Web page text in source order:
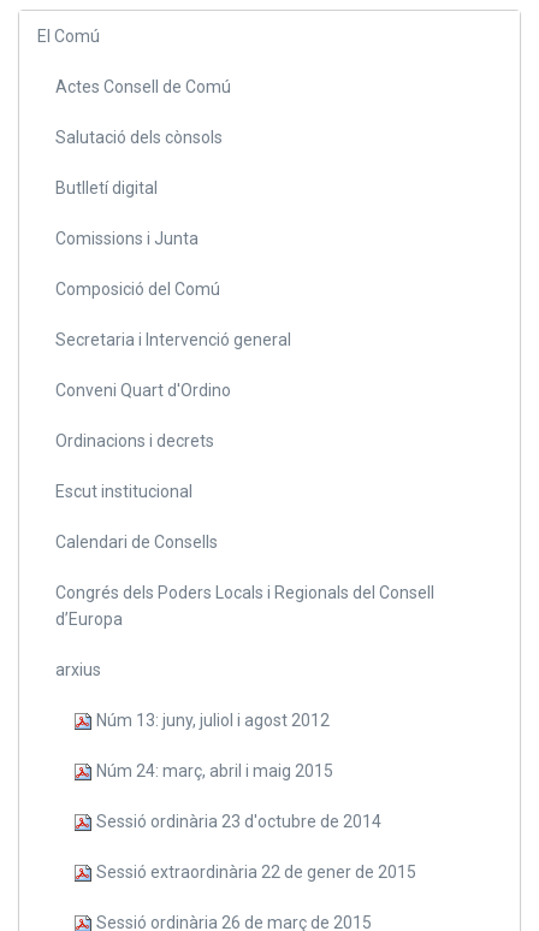
El Comú
Actes Consell de Comú
Salutació dels cònsols
Butlletí digital
Comissions i Junta
Composició del Comú
Secretaria i Intervenció general
Conveni Quart d'Ordino
Ordinacions i decrets
Escut institucional
Calendari de Consells
Congrés dels Poders Locals i Regionals del Consell
d’Europa
arxius
Núm 13: juny, juliol i agost 2012
Núm 24: març, abril i maig 2015
Sessió ordinària 23 d'octubre de 2014
Sessió extraordinària 22 de gener de 2015
Sessió ordinària 26 de març de 2015